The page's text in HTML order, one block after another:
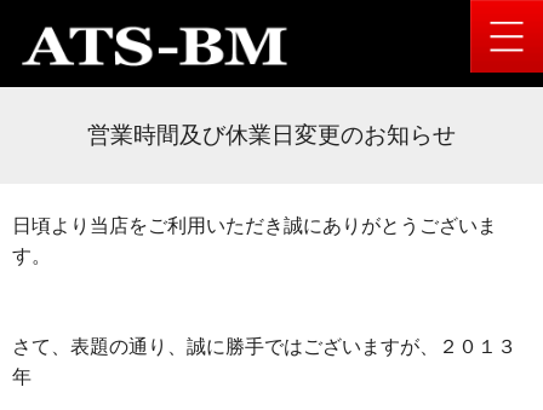
営業時間及び休業日変更のお知らせ
日頃より当店をご利用いただき誠にありがとうございま
す。
さて、表題の通り、誠に勝手ではございますが、２０１３
年